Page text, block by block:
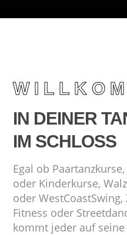
IN DEINER
IM SCHLOSS
Egal ob Paartanzkurse,
oder Kinderkurse,
oder WestCoastSwing,
Fitness oder
kommt jeder auf